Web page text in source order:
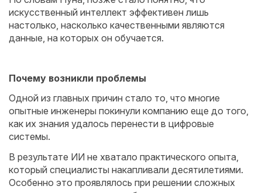
искусственный интеллект эффективен лишь
настолько, насколько качественными являются
данные, на которых он обучается.
Почему возникли проблемы
Одной из главных причин стало то, что многие
опытные инженеры покинули компанию еще до того,
как их знания удалось перенести в цифровые
системы.
В результате ИИ не хватало практического опыта,
который специалисты накапливали десятилетиями.
Особенно это проявлялось при решении сложных